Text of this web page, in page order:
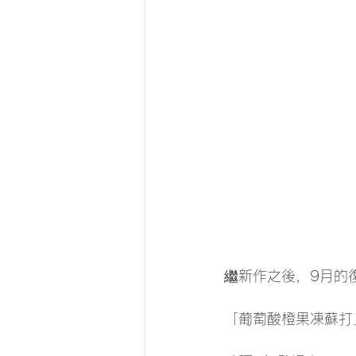
繼新作之後，9月的
「葡萄酸橙果凍蘇打